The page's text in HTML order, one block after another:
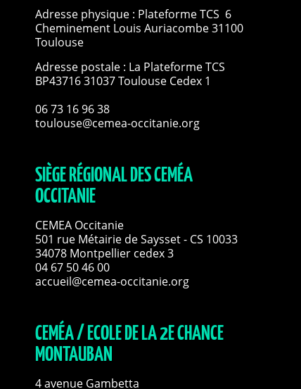
Adresse physique : Plateforme TCS 6
Cheminement Louis Auriacombe 31100
Toulouse
Adresse postale : La Plateforme TCS
BP43716 31037 Toulouse Cedex 1
06 73 16 96 38
toulouse@cemea-occitanie.org
SIÈGE RÉGIONAL DES CEMÉA
OCCITANIE
CEMEA Occitanie
501 rue Métairie de Saysset - CS 10033
34078 Montpellier cedex 3
04 67 50 46 00
accueil@cemea-occitanie.org
CEMÉA / ECOLE DE LA 2E CHANCE
MONTAUBAN
4 avenue Gambetta